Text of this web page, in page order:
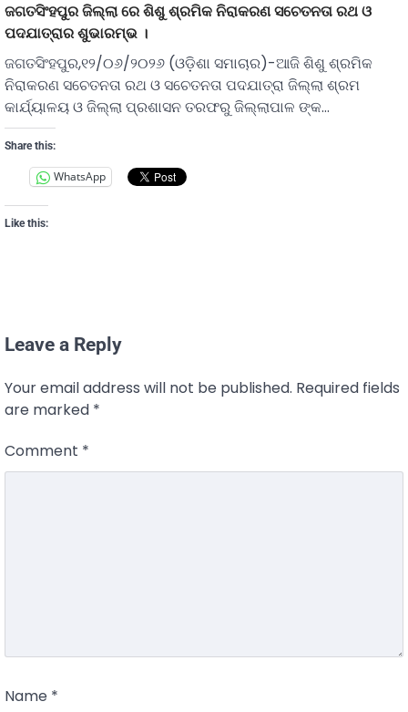
ଜଗତସିଂହପୁର ଜିଲ୍ଲା ରେ ଶିଶୁ ଶ୍ରମିକ ନିରାକରଣ ସଚେତନତା ରଥ ଓ
ପଦଯାତ୍ରାର ଶୁଭାରମ୍ଭ ।
ଜଗତସିଂହପୁର,୧୨/୦୬/୨୦୨୬ (ଓଡ଼ିଶା ସମାଚାର)-ଆଜି ଶିଶୁ ଶ୍ରମିକ
ନିରାକରଣ ସଚେତନତା ରଥ ଓ ସଚେତନତା ପଦଯାତ୍ରା ଜିଲ୍ଲା ଶ୍ରମ
କାର୍ଯ୍ୟାଳୟ ଓ ଜିଲ୍ଲା ପ୍ରଶାସନ ତରଫରୁ ଜିଲ୍ଲାପାଳ ଙ୍କ…
Share this:
WhatsApp
Like this:
Leave a Reply
Your email address will not be published. Required fields
are marked *
Comment *
Name *